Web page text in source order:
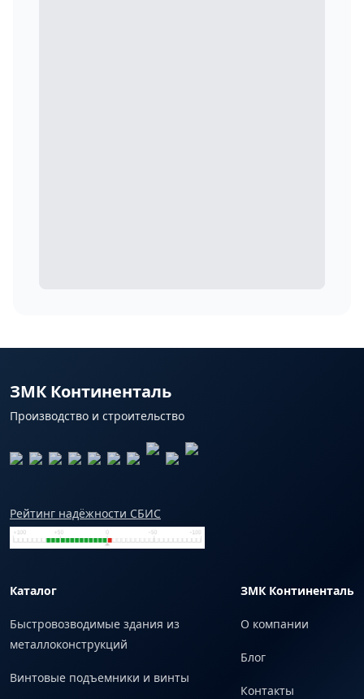
ЗМК Континенталь
Производство и строительство
Рейтинг надёжности СБИС
Каталог
Быстровозводимые здания из
металлоконструкций
Винтовые подъемники и винты
ЗМК Континенталь
О компании
Блог
Контакты